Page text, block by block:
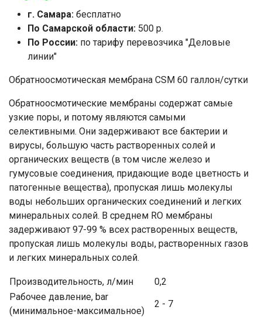
г. Самара: бесплатно
По Самарской области: 500 р.
По России: по тарифу перевозчика "Деловые
линии"
Обратноосмотическая мембрана CSM 60 галлон/сутки
Обратноосмотические мембраны содержат самые
узкие поры, и потому являются самыми
селективными. Они задерживают все бактерии и
вирусы, бoльшую часть растворенных солей и
органических веществ (в том числе железо и
гумусовые соединения, придающие воде цветность и
патогенные вещества), пропуская лишь молекулы
воды небольших органических соединений и легких
минеральных солей. В среднем RO мембраны
задерживают 97-99 % всех растворенных веществ,
пропуская лишь молекулы воды, растворенных газов
и легких минеральных солей.
Производительность, л/мин
0,2
Рабочее давление, bar
(минимальное-максимальное)
2 - 7